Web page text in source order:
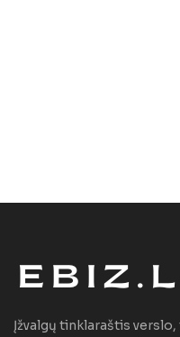
Įžvalgų tinklaraštis